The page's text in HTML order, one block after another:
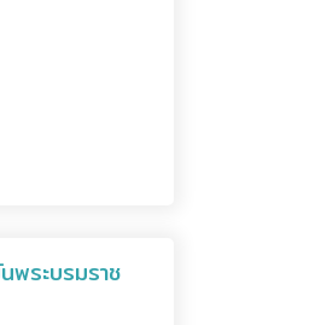
พระบรมราช